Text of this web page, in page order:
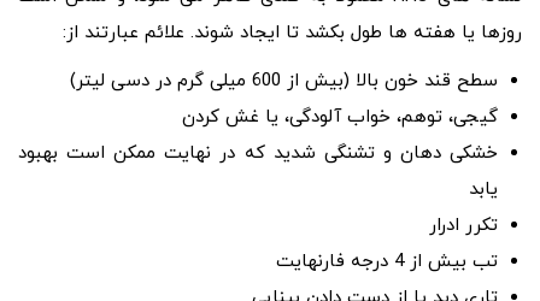
روزها یا هفته ها طول بکشد تا ایجاد شوند. علائم عبارتند از:
سطح قند خون بالا (بیش از 600 میلی گرم در دسی لیتر)
گیجی، توهم، خواب آلودگی، یا غش کردن
خشکی دهان و تشنگی شدید که در نهایت ممکن است بهبود
یابد
تکرر ادرار
تب بیش از 4 درجه فارنهایت